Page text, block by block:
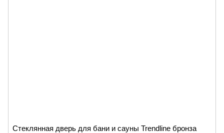
Стеклянная дверь для бани и сауны Trendline бронза